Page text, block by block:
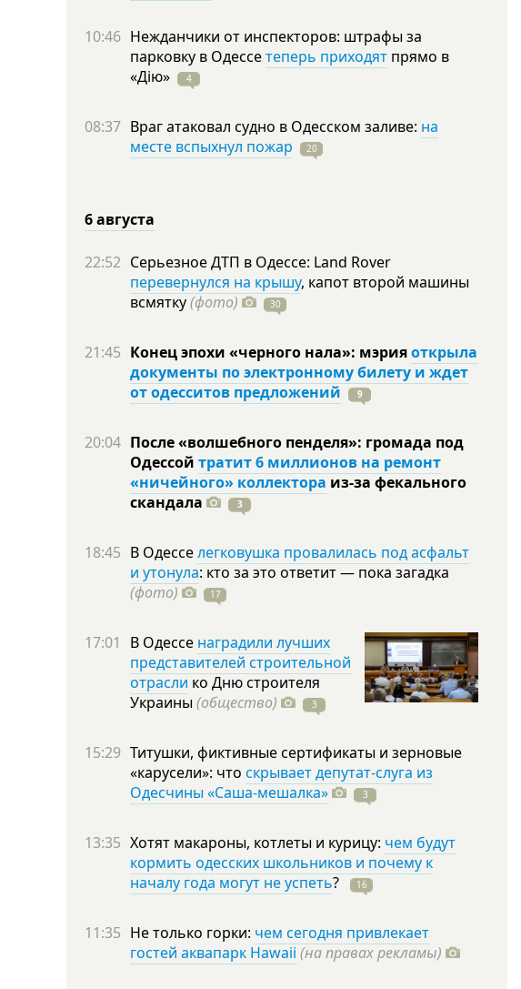
10:46 Нежданчики от инспекторов: штрафы за
парковку в Одессетеперь приходят прямо в
«Дію»
4
08:37 Враг атаковал судно в Одесском заливе: на
месте вспыхнул пожар
20
6 августа
22:52 Серьезное ДТП в Одессе: Land Rover
перевернулся на крышу, капот второй машины
всмятку(фото) 30
21:45 Конец эпохи «черного нала»: мэрияоткрыла
документы по электронному билету и ждет
от одесситов предложений
9
20:04 После «волшебного пенделя»: громада под
Одессой тратит 6 миллионов на ремонт
«ничейного» коллектора из-за фекального
скандала
3
18:45 В Одесселегковушка провалилась под асфальт
и утонула: кто за это ответит — пока загадка
(фото)
17
17:01 В Одессе наградили лучших
представителей строительной
отрасли ко Дню строителя
Украины (общество) 3
15:29 Титушки, фиктивные сертификаты и зерновые
«карусели»: что скрывает депутат-слуга из
Одесчины «Саша-мешалка»
3
13:35 Хотят макароны, котлеты и курицу: чем будут
кормить одесских школьников и почему к
началу года могут не успеть? 16
11:35 Не только горки: чем сегодня привлекает
гостей аквапарк Hawaii (на правах рекламы)